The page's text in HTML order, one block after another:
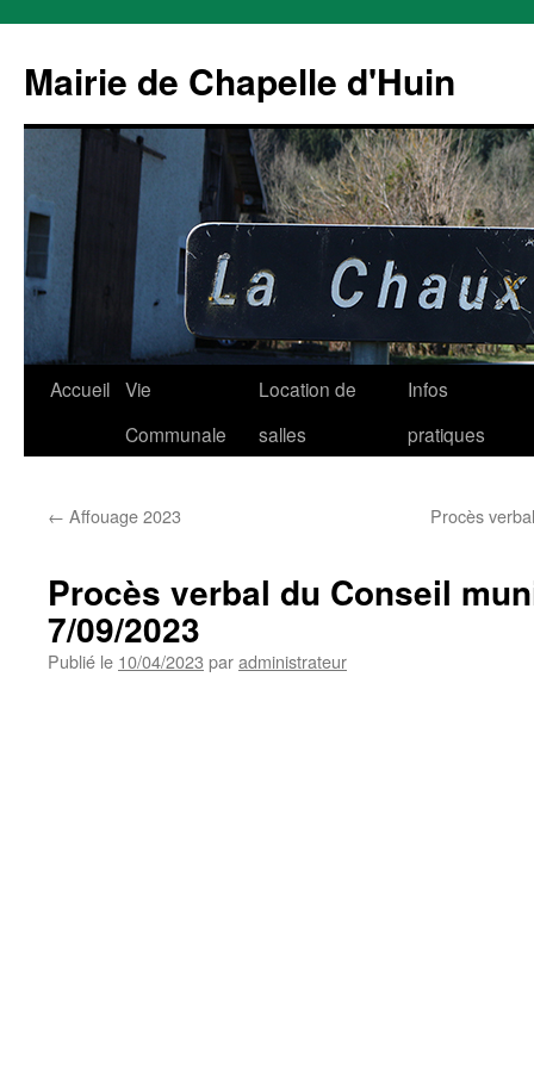
Mairie de Chapelle d'Huin
Aller
Accueil Vie
Communale
Location de
salles
Infos
pratiques
← Affouage 2023 Procès
Procès verbal du Conseil
7/09/2023
Publié le 10/04/2023 paradministrateur